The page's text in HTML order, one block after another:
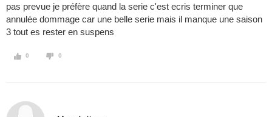
pas prevue je préfère quand la serie c'est ecris terminer que
annulée dommage car une belle serie mais il manque une saison
3 tout es rester en suspens
0 0